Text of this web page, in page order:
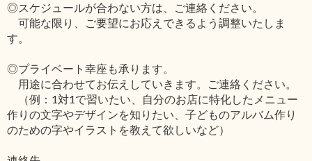
◎スケジュールが合わない方は、ご連絡ください。
可能な限り、ご要望にお応えできるよう調整いたしま
す。
◎プライベート幸座も承ります。
用途に合わせてお伝えしていきます。ご連絡ください。
（例：1対1で習いたい、自分のお店に特化したメニュー
作りの文字やデザインを知りたい、子どものアルバム作り
のための字やイラストを教えて欲しいなど）